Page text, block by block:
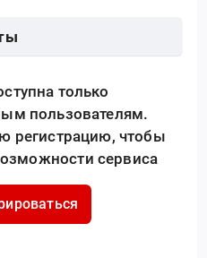
только
пользователям.
регистрацию, чтобы
сервиса